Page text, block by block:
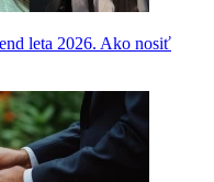
leta 2026. Ako nosiť